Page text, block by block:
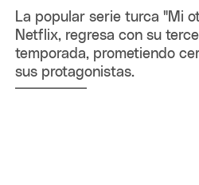
La popular serie turca "Mi
Netflix, regresa con su
temporada, prometiendo
sus protagonistas.